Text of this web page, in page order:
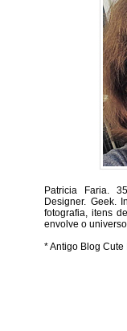
Patricia Faria.
Designer. Geek.
fotografia, itens
envolve o
* Antigo Blog Cute